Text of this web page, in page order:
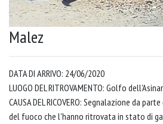
Malez
DATA DI ARRIVO: 24/06/2020
LUOGO DEL RITROVAMENTO: Golfo
CAUSA DEL RICOVERO: Segnalazione da
del fuoco che l'hanno ritrovata in stato di